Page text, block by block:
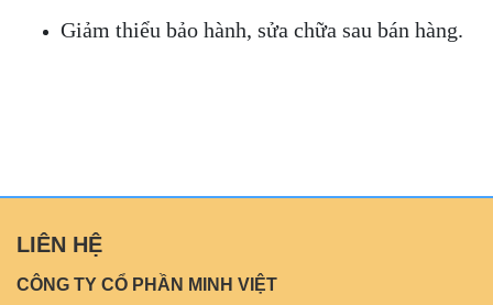
Giảm thiểu bảo hành, sửa chữa sau bán hàng.
LIÊN HỆ
CÔNG TY CỔ PHẦN MINH VIỆT